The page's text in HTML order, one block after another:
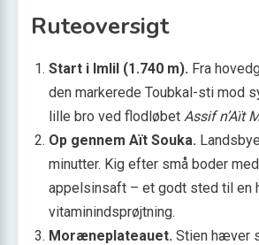
Ruteoversigt
Start i Imlil (1.740 m). Fra
den markerede Toubkal-sti mod
lille bro ved flodløbet Assif n’Aït
Op gennem Aït Souka.
minutter. Kig efter små boder
appelsinsaft – et godt sted til en
vitaminindsprøjtning.
Moræneplateauet. Stien hæver